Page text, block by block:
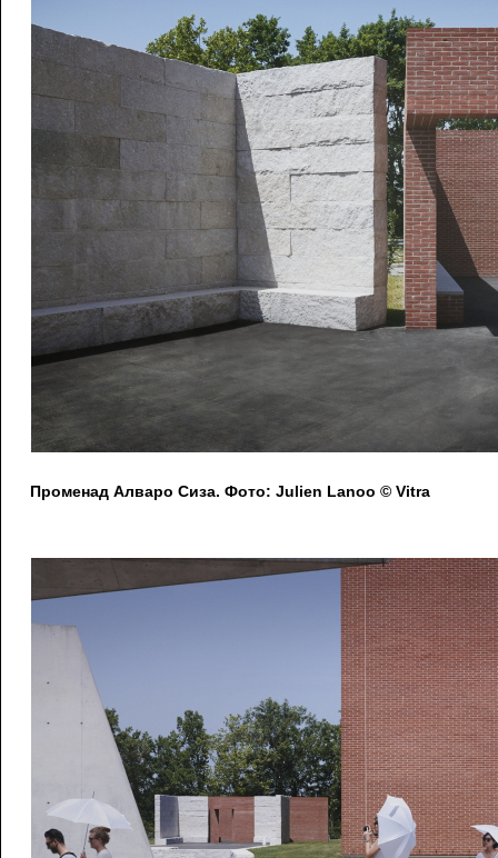
Променад Алваро Сиза. Фото: Julien Lanoo © Vitra